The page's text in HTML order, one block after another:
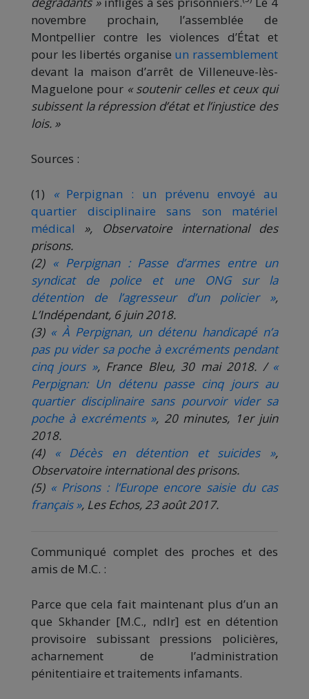
novembre prochain, l’assemblée de
Montpellier contre les violences d’État et
pour les libertés organise un rassemblement
devant la maison d’arrêt de Villeneuve-lès-
Maguelone pour « soutenir celles et ceux qui
subissent la répression d’état et l’injustice des
lois. »
Sources :
(1) « Perpignan : un prévenu envoyé au
quartier disciplinaire sans son matériel
médical », Observatoire international des
prisons.
(2) « Perpignan : Passe d’armes entre un
syndicat de police et une ONG sur la
détention de l’agresseur d’un policier »,
L’Indépendant, 6 juin 2018.
(3) « À Perpignan, un détenu handicapé n’a
pas pu vider sa poche à excréments pendant
cinq jours », France Bleu, 30 mai 2018. / «
Perpignan: Un détenu passe cinq jours au
quartier disciplinaire sans pourvoir vider sa
poche à excréments », 20 minutes, 1er juin
2018.
(4) « Décès en détention et suicides »,
Observatoire international des prisons.
(5) « Prisons : l’Europe encore saisie du cas
français », Les Echos, 23 août 2017.
Communiqué complet des proches et des
amis de M.C. :
Parce que cela fait maintenant plus d’un an
que Skhander [M.C., ndlr] est en détention
provisoire subissant pressions policières,
acharnement de l’administration
pénitentiaire et traitements infamants.